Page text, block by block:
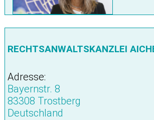
RECHTSANWALTSKANZLEI
Adresse:
Bayernstr. 8
83308 Trostberg
Deutschland